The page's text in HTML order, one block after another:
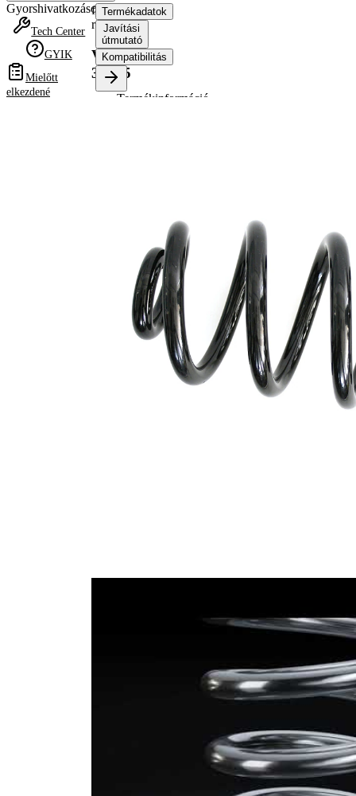
Gyorshivatkozások
Tech Center
GYIK
Mielőtt
elkezdené
futómű
rugó
VKDL
31215
Termékadatok
Javítási
útmutató
Kompatibilitás
Termékinformáció
csavarrugó
130 mm
huzalátmérő 14,75 mm